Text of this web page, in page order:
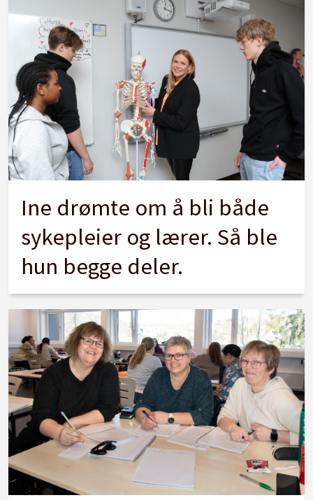
Ine drømte om å bli både
sykepleier og lærer. Så ble
hun begge deler.